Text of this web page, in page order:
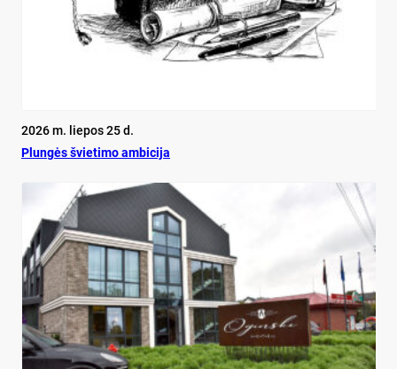
2026 m. liepos 25 d.
Plun­gės švie­ti­mo am­bi­ci­ja